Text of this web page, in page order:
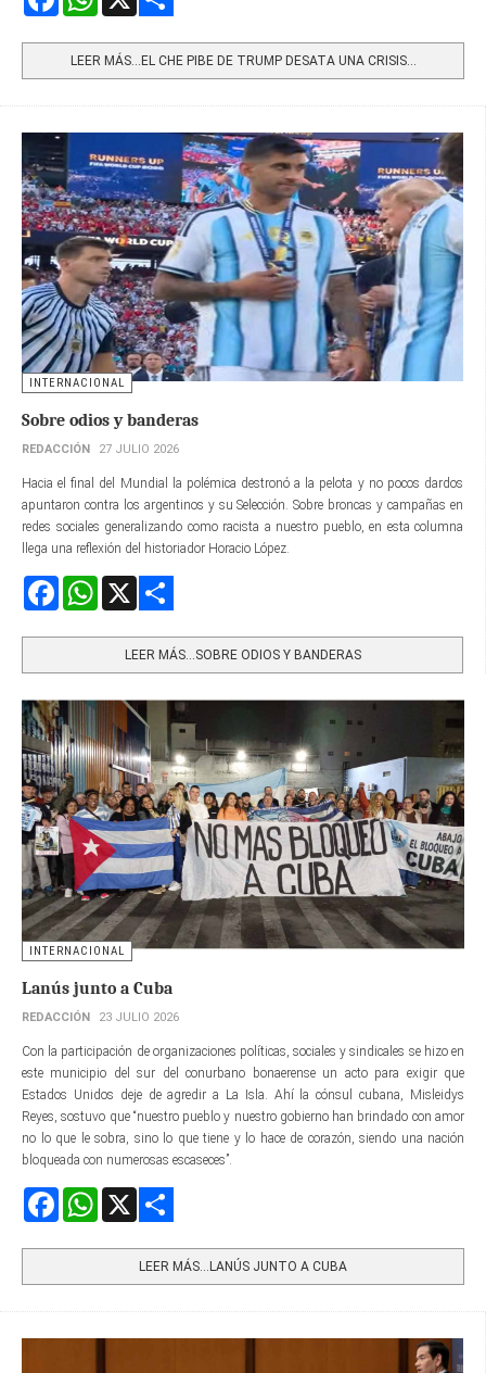
LEER MÁS…EL CHE PIBE DE TRUMP DESATA UNA CRISIS...
INTERNACIONAL
Sobre odios y banderas
REDACCIÓN 27 JULIO 2026
Hacia el final del Mundial la polémica destronó a la pelota y no pocos dardos
apuntaron contra los argentinos y su Selección. Sobre broncas y campañas en
redes sociales generalizando como racista a nuestro pueblo, en esta columna
llega una reflexión del historiador Horacio López.
FacebookWhatsApp
LEER MÁS…SOBRE ODIOS Y BANDERAS
INTERNACIONAL
Lanús junto a Cuba
REDACCIÓN 23 JULIO 2026
Con la participación de organizaciones políticas, sociales y sindicales se hizo en
este municipio del sur del conurbano bonaerense un acto para exigir que
Estados Unidos deje de agredir a La Isla. Ahí la cónsul cubana, Misleidys
Reyes, sostuvo que “nuestro pueblo y nuestro gobierno han brindado con amor
no lo que le sobra, sino lo que tiene y lo hace de corazón, siendo una nación
bloqueada con numerosas escaseces”.
FacebookWhatsApp
LEER MÁS…LANÚS JUNTO A CUBA